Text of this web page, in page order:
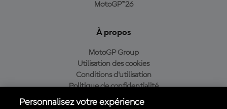
MotoGP™26
À propos
MotoGP Group
Utilisation des cookies
Conditions d'utilisation
Politique de confidentialité
Politique d’achat
Personnalisez votre expérience